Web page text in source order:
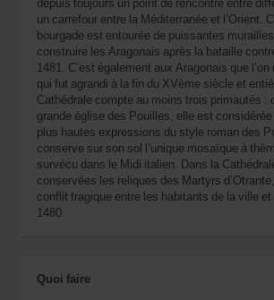
un carrefour entre la Méditerranée et l’Orient.
bourgade est entourée de puissantes
construire les Aragonais après la bataille
1481. C’est également aux Aragonais que
qui fut agrandi à la fin du XVème siècle et
Cathédrale compte au moins trois primautés :
grande église des Pouilles, elle est
plus hautes expressions du style roman des
conserve sur son sol l’unique mosaïque à
survécu dans le Midi italien. Dans la
conservées les reliques des Martyrs
conflit tragique entre les habitants de la ville
1480.
Quoi faire